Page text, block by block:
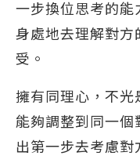
一步換位思考的能
身處地去理解對方
受。
擁有同理心，不光
能夠調整到同一個
出第一步去考慮